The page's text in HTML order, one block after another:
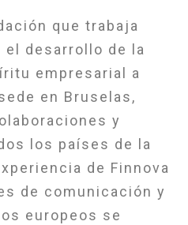
que trabaja
el desarrollo de la
empresarial a
en Bruselas,
y
los países de la
de Finnova
de comunicación y
europeos se